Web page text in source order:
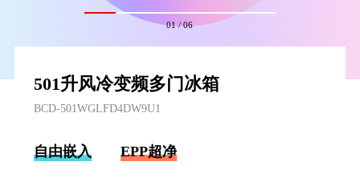
01/06
501升风冷变频多门冰箱
BCD-501WGLFD4DW9U1
自由嵌入 EPP超净